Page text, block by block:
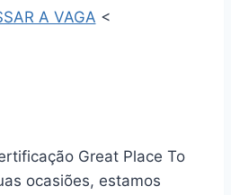
A VAGA <
Great Place To
ocasiões, estamos